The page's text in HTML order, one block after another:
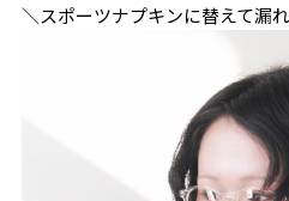
＼スポーツナプキンに替えて漏